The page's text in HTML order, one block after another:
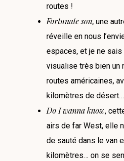
routes !
Fortunate son, une
réveille en nous
espaces, et je ne
visualise très bien un
routes américaines,
kilomètres de désert…
Do I wanna know,
airs de far West, elle
de sauté dans le van
kilomètres… on se